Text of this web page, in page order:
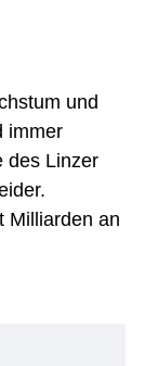
und
immer
des Linzer
Milliarden an